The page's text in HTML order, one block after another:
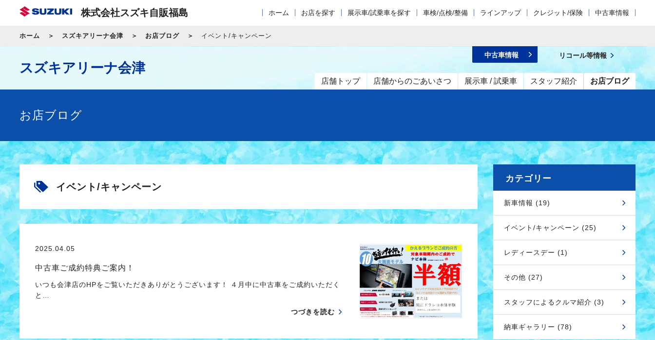
株式会社スズキ自販福島 ホーム お店を探す 展示車/試乗車を探す 車検/点検/整備 ラインアップ クレジット/保険 中古車情報
ホーム スズキアリーナ会津 お店ブログ イベント/キャンペーン
スズキアリーナ会津
店舗トップ 店舗からのごあいさつ 展示車 / 試乗車 スタッフ紹介 お店ブログ
中古車情報 リコール等情報
お店ブログ
イベント/キャンペーン
2025.04.05
中古車ご成約特典ご案内！
いつも会津店のHPをご覧いただきありがとうございます！ ４月中に中古車をご成約いただく
と…
つづきを読む
カテゴリー
新車情報 (19)
イベント/キャンペーン (25)
レディースデー (1)
その他 (27)
スタッフによるクルマ紹介 (3)
納車ギャラリー (78)